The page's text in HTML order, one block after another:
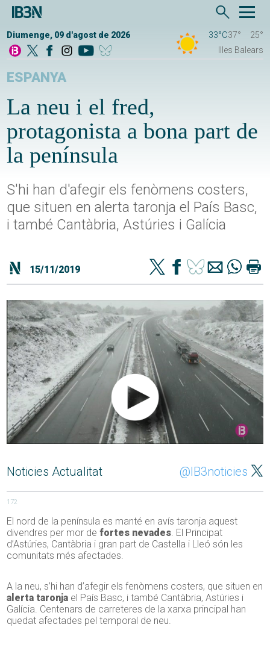
Diumenge, 09 d'agost de 2026 33°C37°
25°
Illes Balears
ESPANYA
La neu i el fred,
protagonista a bona part de
la península
S'hi han d'afegir els fenòmens costers,
que situen en alerta taronja el País Basc,
i també Cantàbria, Astúries i Galícia
15/11/2019
Noticies Actualitat @IB3noticies
172
El nord de la península es manté en avís taronja aquest
divendres per mor defortes nevades. El Principat
d’Astúries, Cantàbria i gran part de Castella i Lleó són les
comunitats més afectades.
A la neu, s’hi han d’afegir els fenòmens costers, que situen en
alerta taronja el País Basc, i també Cantàbria, Astúries i
Galícia. Centenars de carreteres de la xarxa principal han
quedat afectades pel temporal de neu.